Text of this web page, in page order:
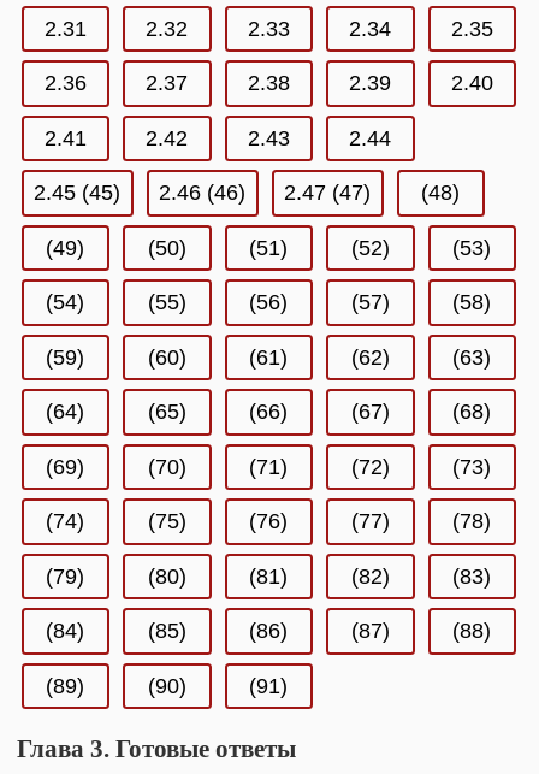
2.31 2.32 2.33 2.34 2.35
2.36 2.37 2.38 2.39 2.40
2.41 2.42 2.43 2.44
2.45 (45) 2.46 (46) 2.47 (47) (48)
(49) (50) (51) (52) (53)
(54) (55) (56) (57) (58)
(59) (60) (61) (62) (63)
(64) (65) (66) (67) (68)
(69) (70) (71) (72) (73)
(74) (75) (76) (77) (78)
(79) (80) (81) (82) (83)
(84) (85) (86) (87) (88)
(89) (90) (91)
Глава 3. Готовые ответы